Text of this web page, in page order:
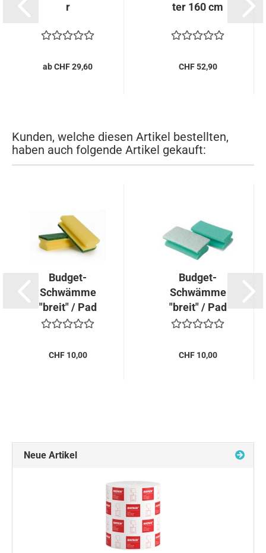
r
ab CHF 29,60
ter 160 cm
CHF 52,90
Kunden, welche diesen Artikel bestellten,
haben auch folgende Artikel gekauft:
Budget-
Schwämme
"breit" / Pad
grün...
CHF 10,00
Budget-
Schwämme
"breit" / Pad
weiss...
CHF 10,00
Neue Artikel